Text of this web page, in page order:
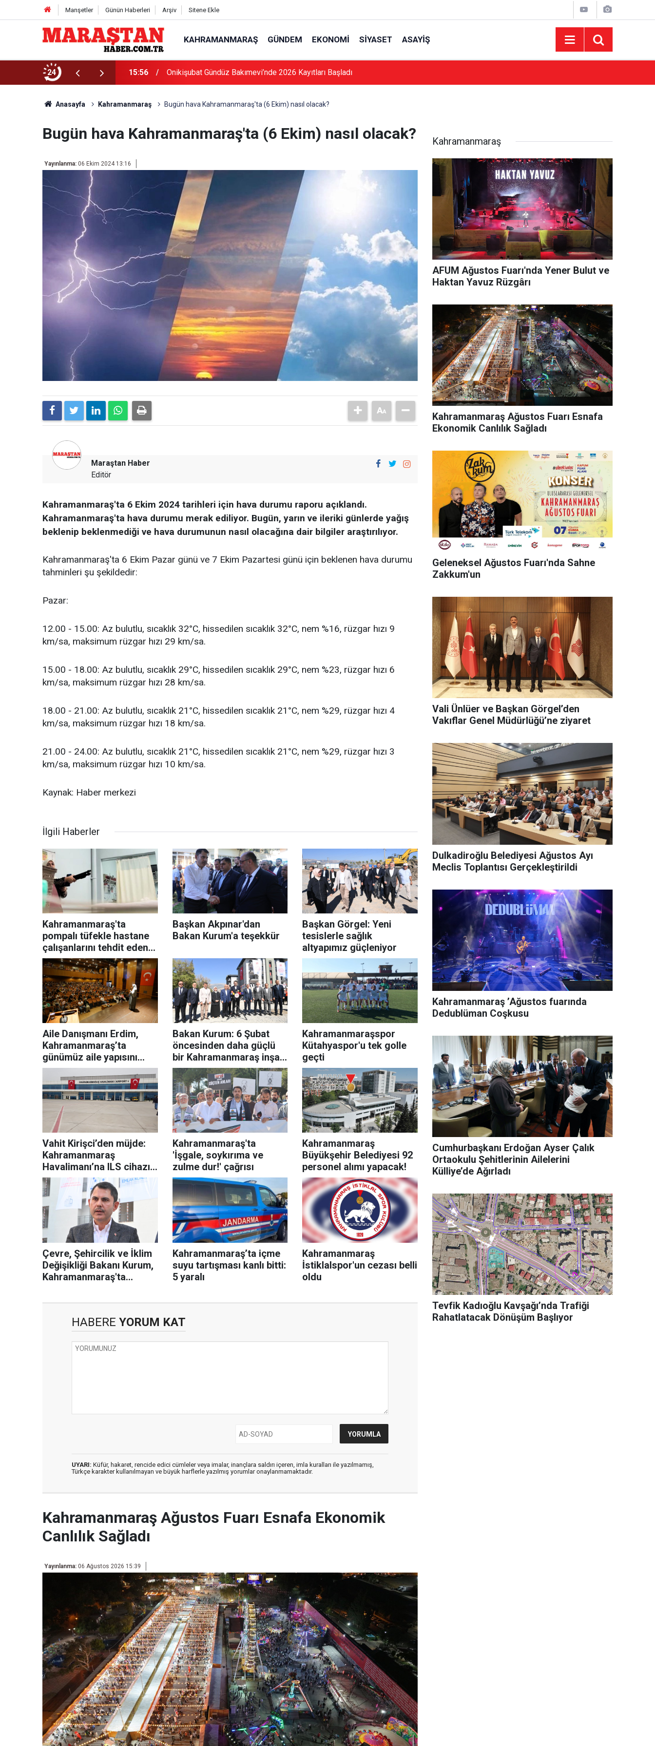
Manşetler Günün Haberleri Arşiv Sitene Ekle
KAHRAMANMARAŞ GÜNDEM EKONOMI SIYASET ASAYIŞ
24
Son Gün 7 Ağustos 15:56 Onikişubat Gündüz Bakımevi’nde 2026 Kayıtları Başladı
Anasayfa Kahramanmaraş Bugün hava Kahramanmaraş'ta (6 Ekim) nasıl olacak?
Bugün hava Kahramanmaraş'ta (6 Ekim) nasıl olacak?
Yayınlanma: 06 Ekim 2024 13:16
Maraştan Haber
Editör
Kahramanmaraş'ta 6 Ekim 2024 tarihleri için hava durumu raporu açıklandı.
Kahramanmaraş'ta hava durumu merak ediliyor. Bugün, yarın ve ileriki günlerde yağış
beklenip beklenmediği ve hava durumunun nasıl olacağına dair bilgiler araştırılıyor.
Kahramanmaraş'ta 6 Ekim Pazar günü ve 7 Ekim Pazartesi günü için beklenen hava durumu
tahminleri şu şekildedir:
Pazar:
12.00 - 15.00: Az bulutlu, sıcaklık 32°C, hissedilen sıcaklık 32°C, nem %16, rüzgar hızı 9
km/sa, maksimum rüzgar hızı 29 km/sa.
15.00 - 18.00: Az bulutlu, sıcaklık 29°C, hissedilen sıcaklık 29°C, nem %23, rüzgar hızı 6
km/sa, maksimum rüzgar hızı 28 km/sa.
18.00 - 21.00: Az bulutlu, sıcaklık 21°C, hissedilen sıcaklık 21°C, nem %29, rüzgar hızı 4
km/sa, maksimum rüzgar hızı 18 km/sa.
21.00 - 24.00: Az bulutlu, sıcaklık 21°C, hissedilen sıcaklık 21°C, nem %29, rüzgar hızı 3
km/sa, maksimum rüzgar hızı 10 km/sa.
Kaynak: Haber merkezi
İlgili Haberler
Kahramanmaraş'ta
pompalı tüfekle hastane
çalışanlarını tehdit eden
kadın yakalandı
Başkan Akpınar'dan
Bakan Kurum'a teşekkür
Başkan Görgel: Yeni
tesislerle sağlık
altyapımız güçleniyor
Aile Danışmanı Erdim,
Kahramanmaraş’ta
günümüz aile yapısını
anlattı
Bakan Kurum: 6 Şubat
öncesinden daha güçlü
bir Kahramanmaraş inşa
ediyoruz
Kahramanmaraşspor
Kütahyaspor'u tek golle
geçti
Vahit Kirişci’den müjde:
Kahramanmaraş
Havalimanı’na ILS cihazı
montajı başlıyor!
Kahramanmaraş'ta
'İşgale, soykırıma ve
zulme dur!' çağrısı
Kahramanmaraş
Büyükşehir Belediyesi 92
personel alımı yapacak!
Çevre, Şehircilik ve İklim
Değişikliği Bakanı Kurum,
Kahramanmaraş'ta
Kahramanmaraş’ta içme
suyu tartışması kanlı bitti:
5 yaralı
Kahramanmaraş
İstiklalspor'un cezası belli
oldu
HABERE YORUM KAT
UYARI: Küfür, hakaret, rencide edici cümleler veya imalar, inançlara saldırı içeren, imla kuralları ile yazılmamış,
Türkçe karakter kullanılmayan ve büyük harflerle yazılmış yorumlar onaylanmamaktadır.
Kahramanmaraş Ağustos Fuarı Esnafa Ekonomik
Canlılık Sağladı
Yayınlanma: 06 Ağustos 2026 15:39
Kahramanmaraş
AFUM Ağustos Fuarı'nda Yener Bulut ve
Haktan Yavuz Rüzgârı
Kahramanmaraş Ağustos Fuarı Esnafa
Ekonomik Canlılık Sağladı
Geleneksel Ağustos Fuarı'nda Sahne
Zakkum'un
Vali Ünlüer ve Başkan Görgel’den
Vakıflar Genel Müdürlüğü’ne ziyaret
Dulkadiroğlu Belediyesi Ağustos Ayı
Meclis Toplantısı Gerçekleştirildi
Kahramanmaraş ’Ağustos fuarında
Dedublüman Coşkusu
Cumhurbaşkanı Erdoğan Ayser Çalık
Ortaokulu Şehitlerinin Ailelerini
Külliye’de Ağırladı
Tevfik Kadıoğlu Kavşağı’nda Trafiği
Rahatlatacak Dönüşüm Başlıyor